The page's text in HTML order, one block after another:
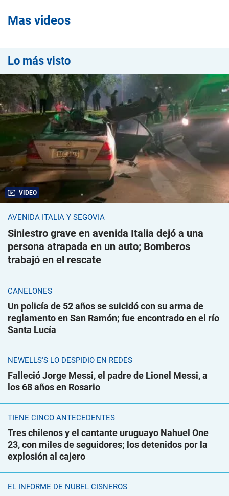
Mas videos
Lo más visto
VIDEO
AVENIDA ITALIA Y SEGOVIA
Siniestro grave en avenida Italia dejó a una
persona atrapada en un auto; Bomberos
trabajó en el rescate
CANELONES
Un policía de 52 años se suicidó con su arma de
reglamento en San Ramón; fue encontrado en el río
Santa Lucía
NEWELLS'S LO DESPIDIÓ EN REDES
Falleció Jorge Messi, el padre de Lionel Messi, a
los 68 años en Rosario
TIENE CINCO ANTECEDENTES
Tres chilenos y el cantante uruguayo Nahuel One
23, con miles de seguidores; los detenidos por la
explosión al cajero
EL INFORME DE NUBEL CISNEROS